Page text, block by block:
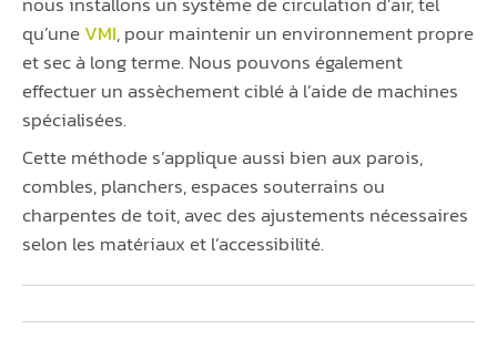
qu’uneVMI, pour maintenir un environnement propre
et sec à long terme. Nous pouvons également
effectuer un assèchement ciblé à l’aide de machines
spécialisées.
Cette méthode s’applique aussi bien aux parois,
combles, planchers, espaces souterrains ou
charpentes de toit, avec des ajustements nécessaires
selon les matériaux et l’accessibilité.